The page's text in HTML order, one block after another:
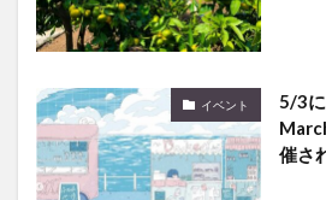
イベント
5/3
催さ